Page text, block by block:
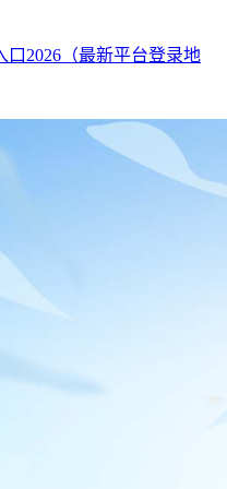
2026（最新平台登录地